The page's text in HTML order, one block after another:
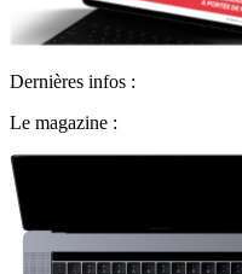
Dernières infos :
Le magazine :